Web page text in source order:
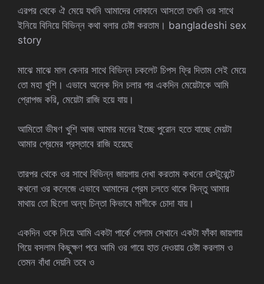
এরপর থেকে ঐ মেয়ে যখনি আমাদের দোকানে আসতো তখনি ওর সাথে
ইনিয়ে বিনিয়ে বিভিন্ন কথা বলার চেষ্টা করতাম। bangladeshi sex
story
মাঝে মাঝে মাল কেনার সাথে বিভিন্ন চকলেট চিপস ফ্রি দিতাম সেই মেয়ে
তো মহা খুশি। এভাবে অনেক দিন চলার পর একদিন মেয়েটাকে আমি
প্রোপজ করি, মেয়েটা রাজি হয়ে যায়।
আমিতো ভীষণ খুশি আজ আমার মনের ইচ্ছে পুরোন হতে যাচ্ছে মেয়টা
আমার প্রেমের প্রস্তাবে রাজি হয়েছে
তারপর থেকে ওর সাথে বিভিন্ন জায়গায় দেখা করতাম কখনো রেস্টুরেন্টে
কখনো ওর কলেজে এভাবে আমাদের প্রেম চলতে থাকে কিন্তু আমার
মাথায় তো ছিলো অন্য চিন্তা কিভাবে মাগীকে চোদা যায়।
একদিন ওকে নিয়ে আমি একটা পার্কে গেলাম সেখানে একটা ফাঁকা জায়গায়
গিয়ে বসলাম কিছুক্ষণ পরে আমি ওর গায়ে হাত দেওয়ায় চেষ্টা করলাম ও
তেমন বাঁধা দেয়নি তবে ও